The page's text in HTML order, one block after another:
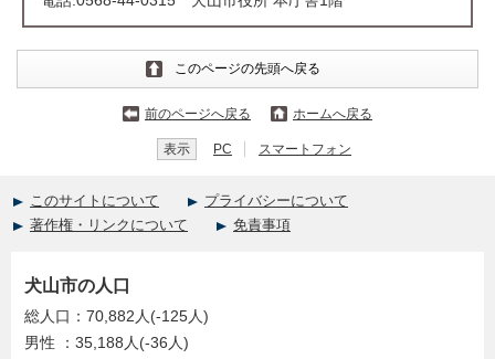
このページの先頭へ戻る
前のページへ戻る ホームへ戻る
表示 PC スマートフォン
このサイトについて
プライバシーについて
著作権・リンクについて
免責事項
犬山市の人口
総人口：70,882人(-125人)
男性 ：35,188人(-36人)